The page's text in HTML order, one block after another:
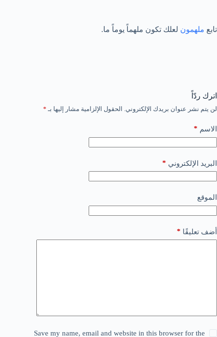
تابع ملهمون لعلك تكون ملهماً يوماً ما.
اترك ردّاً
لن يتم نشر عنوان بريدك الإلكتروني. الحقول الإلزامية مشار إليها بـ *
الاسم *
البريد الإلكتروني *
الموقع
أضف تعليقًا *
Save my name, email and website in this browser for the